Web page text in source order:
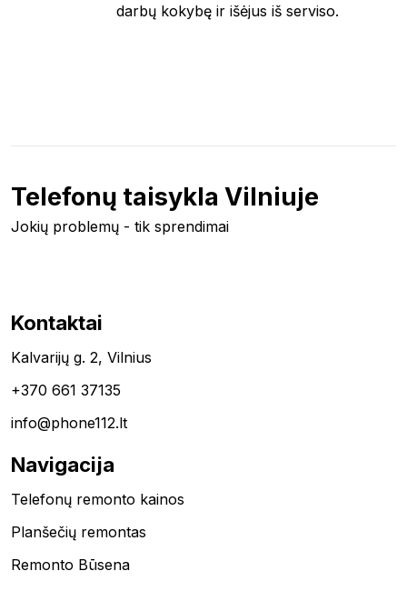
darbų kokybę ir išėjus iš serviso.
Telefonų taisykla Vilniuje
Jokių problemų - tik sprendimai
Kontaktai
Kalvarijų g. 2, Vilnius
+370 661 37135
info@phone112.lt
Navigacija
Telefonų remonto kainos
Planšečių remontas
Remonto Būsena